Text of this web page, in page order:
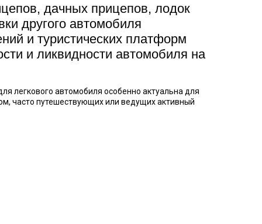
дачных прицепов, лодок
другого автомобиля
и туристических платформ
и ликвидности автомобиля на
легкового автомобиля особенно актуальна для
часто путешествующих или ведущих активный